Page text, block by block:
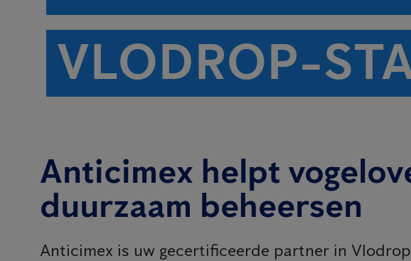
VLODROP-
Anticimex helpt
duurzaam beheersen
Anticimex is uw gecertificeerde partner in